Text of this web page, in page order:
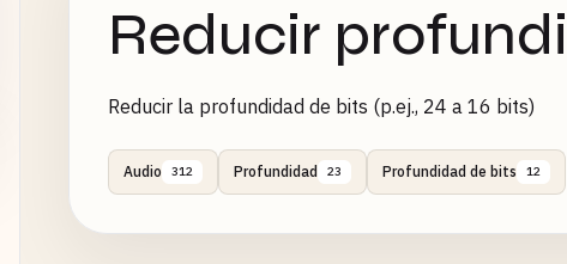
Reducir
Reducir la profundidad de bits (p.ej., 24 a 16 bits)
Audio 312 Profundidad 23 Profundidad de bits 12